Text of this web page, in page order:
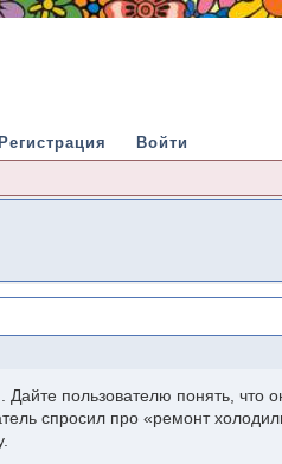
Регистрация Войти
Дайте пользователю понять, что
спросил про «ремонт